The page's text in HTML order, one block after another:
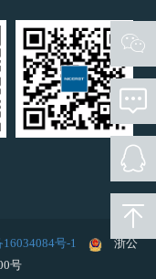
16034084号-1
浙公
号